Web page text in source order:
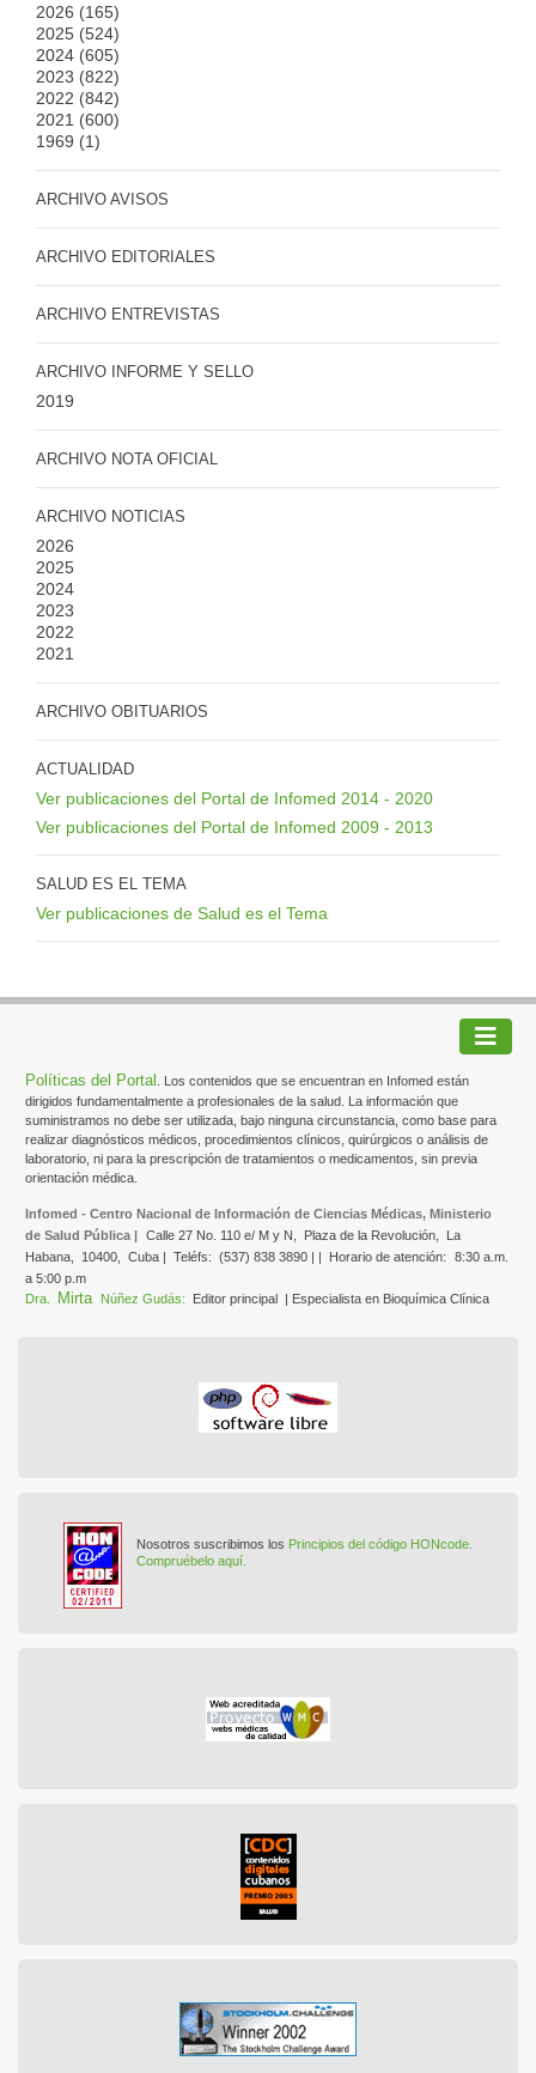
2026 (165)
2025 (524)
2024 (605)
2023 (822)
2022 (842)
2021 (600)
1969 (1)
ARCHIVO AVISOS
ARCHIVO EDITORIALES
ARCHIVO ENTREVISTAS
ARCHIVO INFORME Y SELLO
2019
ARCHIVO NOTA OFICIAL
ARCHIVO NOTICIAS
2026
2025
2024
2023
2022
2021
ARCHIVO OBITUARIOS
ACTUALIDAD
Ver publicaciones del Portal de Infomed 2014 - 2020
Ver publicaciones del Portal de Infomed 2009 - 2013
SALUD ES EL TEMA
Ver publicaciones de Salud es el Tema
Políticas del Portal
. Los contenidos que se encuentran en Infomed están
dirigidos fundamentalmente a profesionales de la salud. La información que
suministramos no debe ser utilizada, bajo ninguna circunstancia, como base para
realizar diagnósticos médicos, procedimientos clínicos, quirúrgicos o análisis de
laboratorio, ni para la prescripción de tratamientos o medicamentos, sin previa
orientación médica.
Infomed - Centro Nacional de Información de Ciencias Médicas, Ministerio
de Salud Pública | Calle 27 No. 110 e/ M y N, Plaza de la Revolución,
La
Habana, 10400, Cuba | Teléfs: (537) 838 3890 | | Horario de atención:
8:30 a.m.
a 5:00 p.m
Dra.
Mirta Núñez Gudás: Editor principal | Especialista en Bioquímica Clínica
Nosotros suscribimos los Principios del código HONcode.
Compruébelo aquí.